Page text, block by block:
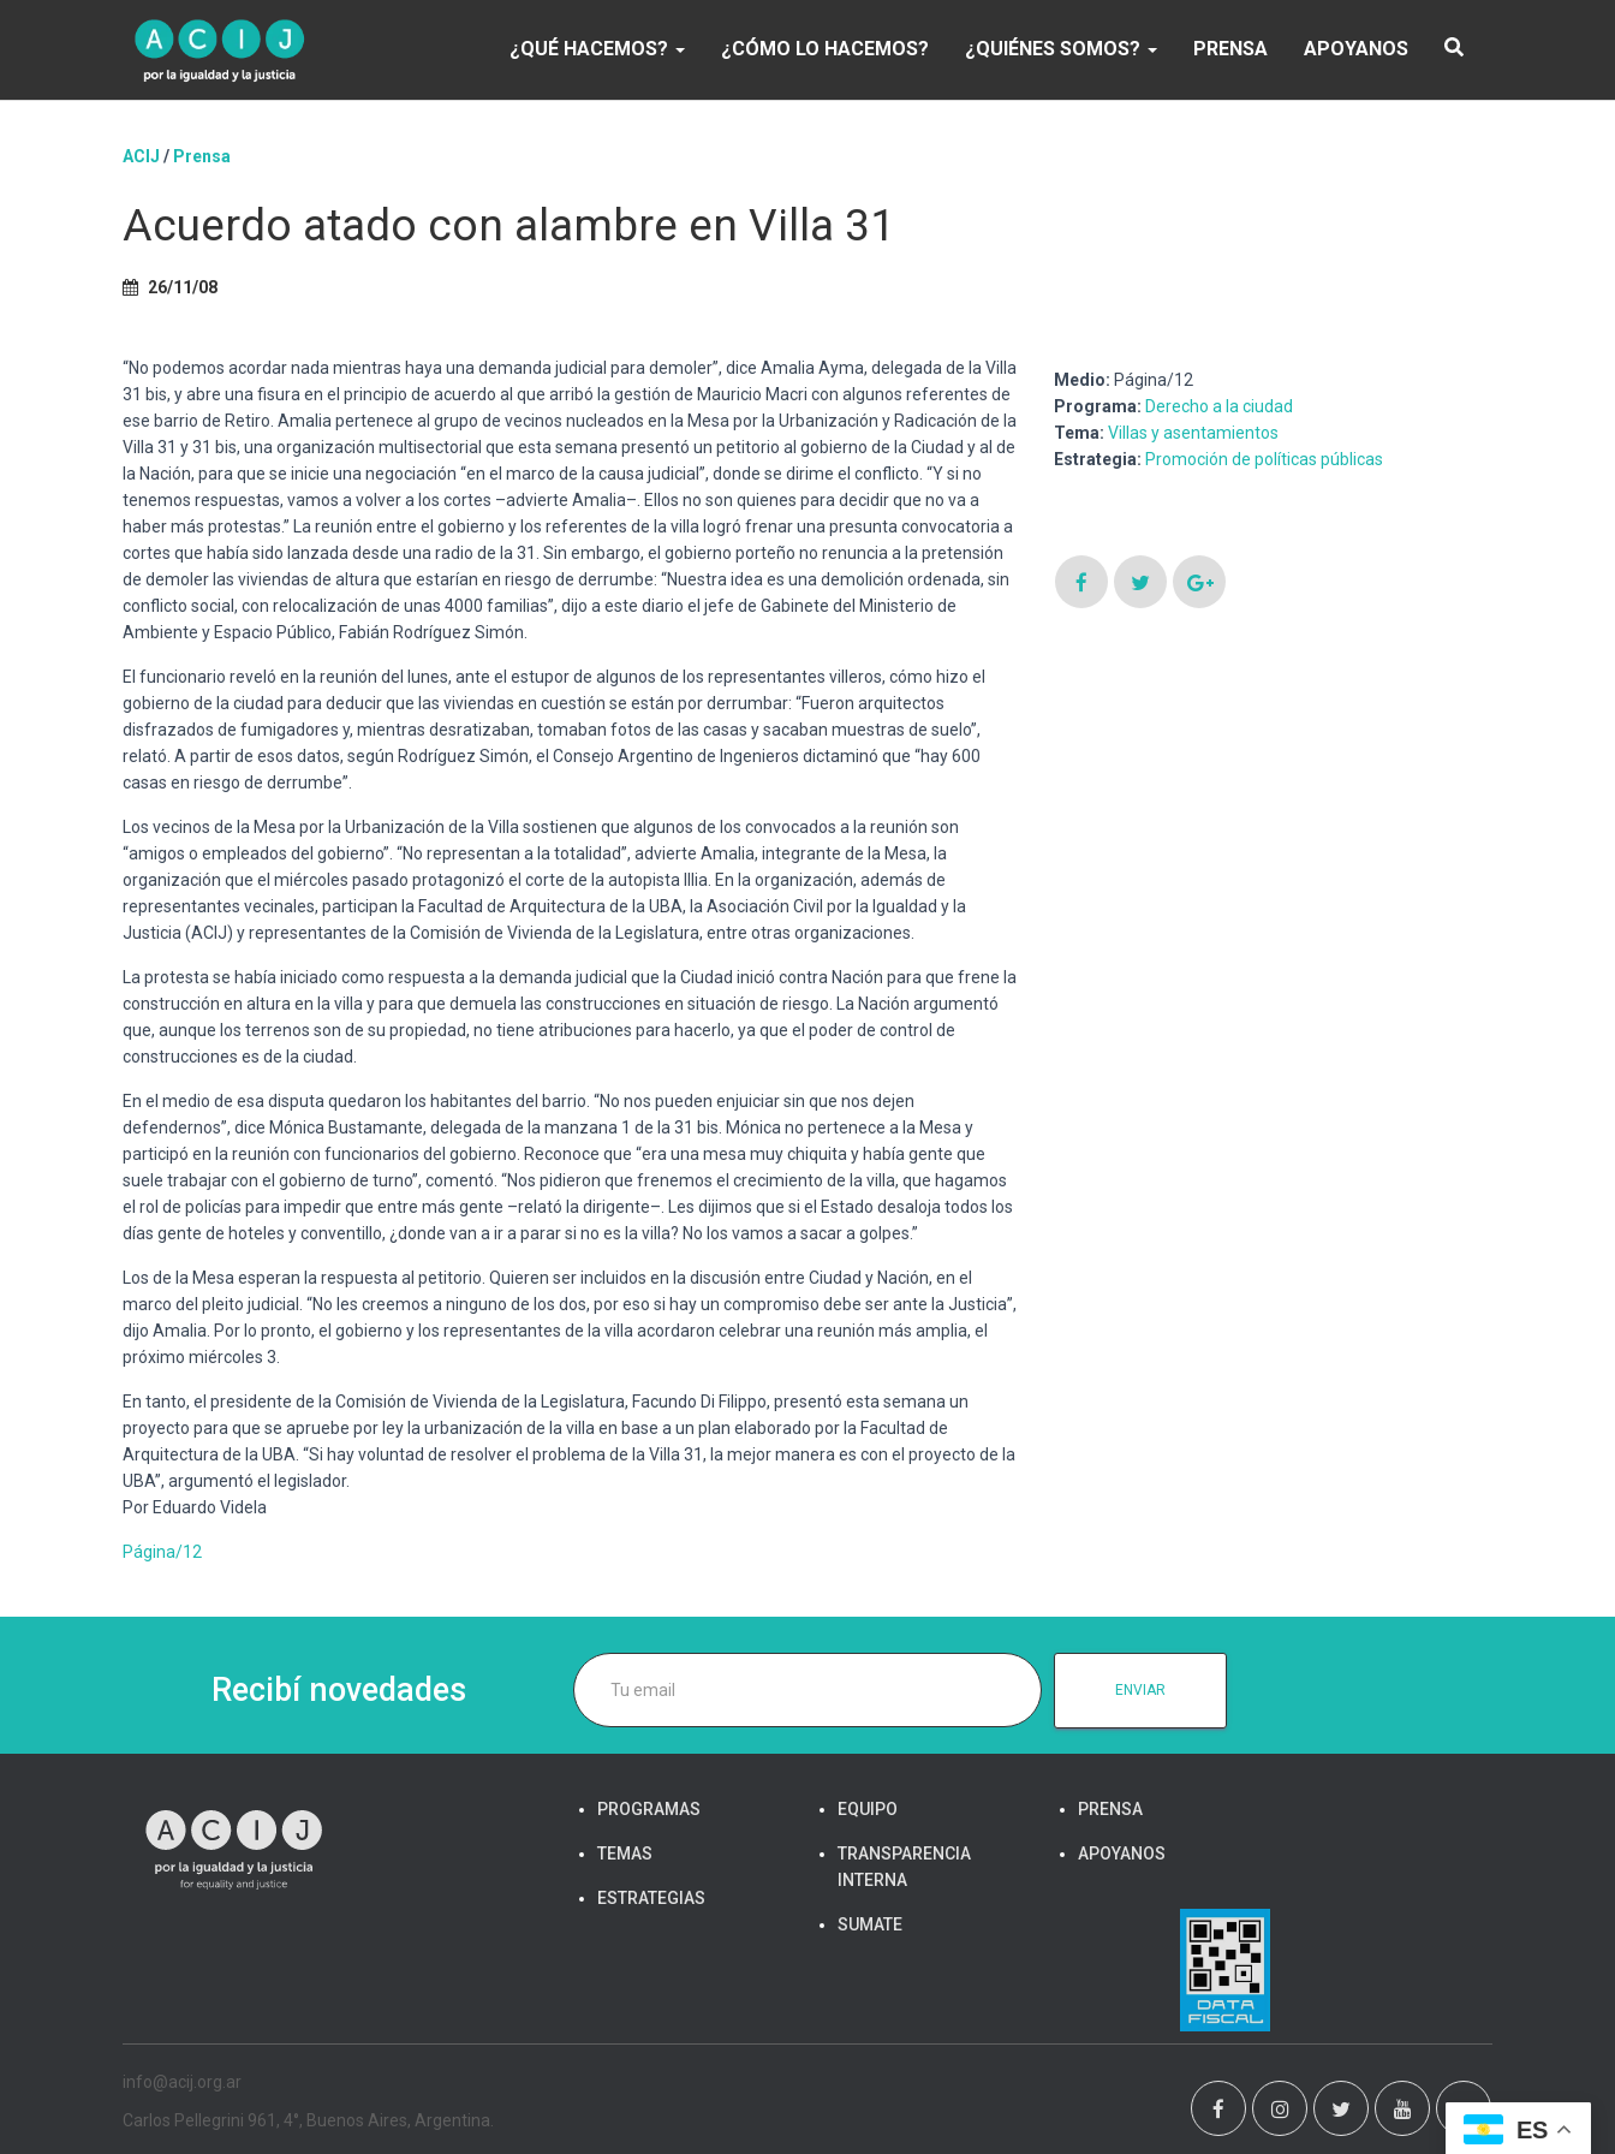
¿QUÉ HACEMOS? ¿CÓMO LO HACEMOS? ¿QUIÉNES SOMOS? PRENSA APOYANOS
ACIJ / Prensa
Acuerdo atado con alambre en Villa 31
26/11/08
“No podemos acordar nada mientras haya una demanda judicial para demoler”, dice Amalia Ayma, delegada de la Villa
31 bis, y abre una fisura en el principio de acuerdo al que arribó la gestión de Mauricio Macri con algunos referentes de
ese barrio de Retiro. Amalia pertenece al grupo de vecinos nucleados en la Mesa por la Urbanización y Radicación de la
Villa 31 y 31 bis, una organización multisectorial que esta semana presentó un petitorio al gobierno de la Ciudad y al de
la Nación, para que se inicie una negociación “en el marco de la causa judicial”, donde se dirime el conflicto. “Y si no
tenemos respuestas, vamos a volver a los cortes –advierte Amalia–. Ellos no son quienes para decidir que no va a
haber más protestas.” La reunión entre el gobierno y los referentes de la villa logró frenar una presunta convocatoria a
cortes que había sido lanzada desde una radio de la 31. Sin embargo, el gobierno porteño no renuncia a la pretensión
de demoler las viviendas de altura que estarían en riesgo de derrumbe: “Nuestra idea es una demolición ordenada, sin
conflicto social, con relocalización de unas 4000 familias”, dijo a este diario el jefe de Gabinete del Ministerio de
Ambiente y Espacio Público, Fabián Rodríguez Simón.
El funcionario reveló en la reunión del lunes, ante el estupor de algunos de los representantes villeros, cómo hizo el
gobierno de la ciudad para deducir que las viviendas en cuestión se están por derrumbar: “Fueron arquitectos
disfrazados de fumigadores y, mientras desratizaban, tomaban fotos de las casas y sacaban muestras de suelo”,
relató. A partir de esos datos, según Rodríguez Simón, el Consejo Argentino de Ingenieros dictaminó que “hay 600
casas en riesgo de derrumbe”.
Los vecinos de la Mesa por la Urbanización de la Villa sostienen que algunos de los convocados a la reunión son
“amigos o empleados del gobierno”. “No representan a la totalidad”, advierte Amalia, integrante de la Mesa, la
organización que el miércoles pasado protagonizó el corte de la autopista Illia. En la organización, además de
representantes vecinales, participan la Facultad de Arquitectura de la UBA, la Asociación Civil por la Igualdad y la
Justicia (ACIJ) y representantes de la Comisión de Vivienda de la Legislatura, entre otras organizaciones.
La protesta se había iniciado como respuesta a la demanda judicial que la Ciudad inició contra Nación para que frene la
construcción en altura en la villa y para que demuela las construcciones en situación de riesgo. La Nación argumentó
que, aunque los terrenos son de su propiedad, no tiene atribuciones para hacerlo, ya que el poder de control de
construcciones es de la ciudad.
En el medio de esa disputa quedaron los habitantes del barrio. “No nos pueden enjuiciar sin que nos dejen
defendernos”, dice Mónica Bustamante, delegada de la manzana 1 de la 31 bis. Mónica no pertenece a la Mesa y
participó en la reunión con funcionarios del gobierno. Reconoce que “era una mesa muy chiquita y había gente que
suele trabajar con el gobierno de turno”, comentó. “Nos pidieron que frenemos el crecimiento de la villa, que hagamos
el rol de policías para impedir que entre más gente –relató la dirigente–. Les dijimos que si el Estado desaloja todos los
días gente de hoteles y conventillo, ¿donde van a ir a parar si no es la villa? No los vamos a sacar a golpes.”
Los de la Mesa esperan la respuesta al petitorio. Quieren ser incluidos en la discusión entre Ciudad y Nación, en el
marco del pleito judicial. “No les creemos a ninguno de los dos, por eso si hay un compromiso debe ser ante la Justicia”,
dijo Amalia. Por lo pronto, el gobierno y los representantes de la villa acordaron celebrar una reunión más amplia, el
próximo miércoles 3.
En tanto, el presidente de la Comisión de Vivienda de la Legislatura, Facundo Di Filippo, presentó esta semana un
proyecto para que se apruebe por ley la urbanización de la villa en base a un plan elaborado por la Facultad de
Arquitectura de la UBA. “Si hay voluntad de resolver el problema de la Villa 31, la mejor manera es con el proyecto de la
UBA”, argumentó el legislador.
Por Eduardo Videla
Página/12
Medio: Página/12
Programa: Derecho a la ciudad
Tema: Villas y asentamientos
Estrategia: Promoción de políticas públicas
Recibí novedades
PROGRAMAS
TEMAS
ESTRATEGIAS
EQUIPO
TRANSPARENCIA
INTERNA
SUMATE
PRENSA
APOYANOS
info@acij.org.ar
Carlos Pellegrini 961, 4°, Buenos Aires, Argentina.
ES